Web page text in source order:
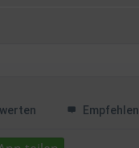
Empfehlen